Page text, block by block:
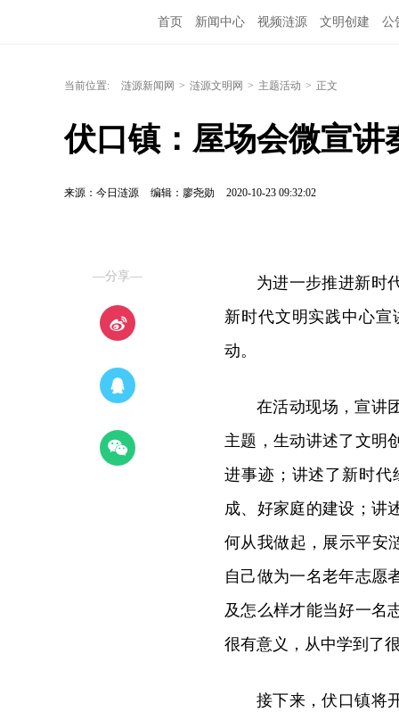
首页 新闻中心 视频涟源 文明创建 公
当前位置: 涟源新闻网 > 涟源文明网 > 主题活动 > 正文
伏口镇：屋场会微宣讲
来源：今日涟源 编辑：廖尧勋 2020-10-23 09:32:02
—分享—
为进一步推进新时
新时代文明实践中心宣
动。
在活动现场 ，宣讲
主题 ，生动讲述了文明
进事迹 ； 讲述了新时代
成、好家庭的建设 ； 讲
何从我做起 ， 展示平安
自己做为一名老年志愿
及怎么样才能当好一名
很有意义 ， 从中学到了
接下来 ，伏口镇将